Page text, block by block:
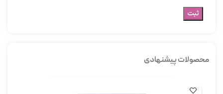
محصولات پیشنهادی